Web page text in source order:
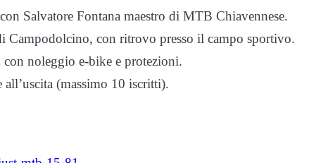
Salvatore Fontana maestro di MTB Chiavennese.
Campodolcino, con ritrovo presso il campo sportivo.
noleggio e-bike e protezioni.
(massimo 10 iscritti).